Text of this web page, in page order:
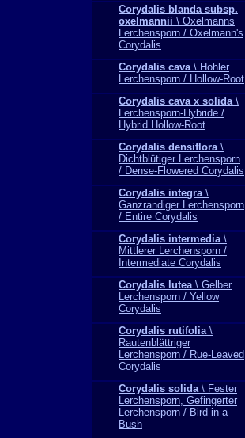
Corydalis blanda subsp.
oxelmannii \ Oxelmanns
Lerchensporn / Oxelmann's
Corydalis
Corydalis cava\ Hohler
Lerchensporn / Hollow-Root
Corydalis cava x solida\
Lerchensporn-Hybride /
Hybrid Hollow-Root
Corydalis densiflora\
Dichtblütiger Lerchensporn
/ Dense-Flowered Corydalis
Corydalis integra\
Ganzrandiger Lerchensporn
/ Entire Corydalis
Corydalis intermedia\
Mittlerer Lerchensporn /
Intermediate Corydalis
Corydalis lutea\ Gelber
Lerchensporn / Yellow
Corydalis
Corydalis rutifolia\
Rautenblättriger
Lerchensporn / Rue-Leaved
Corydalis
Corydalis solida\ Fester
Lerchensporn, Gefingerter
Lerchensporn / Bird in a
Bush